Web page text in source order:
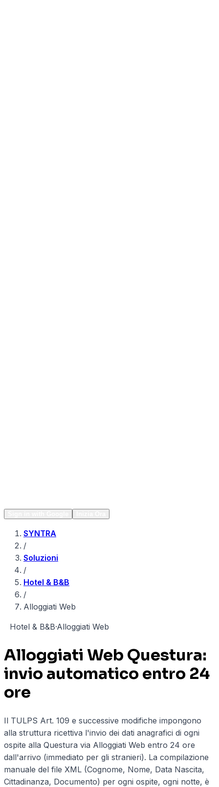
SYNTRA
/
Soluzioni
/
Hotel & B&B
/
Alloggiati Web
Hotel & B&B·Alloggiati Web
Alloggiati Web Questura:
invio automatico entro 24
ore
Il TULPS Art. 109 e successive modifiche impongono
alla struttura ricettiva l'invio dei dati anagrafici di ogni
ospite alla Questura via Alloggiati Web entro 24 ore
dall'arrivo (immediato per gli stranieri). La compilazione
manuale del file XML (Cognome, Nome, Data Nascita,
Cittadinanza, Documento) per ogni ospite, ogni notte, è